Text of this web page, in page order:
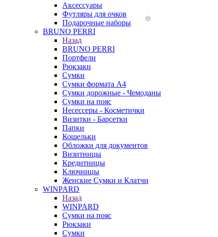
Аксессуары
Футляры для очков
Подарочные наборы
BRUNO PERRI
Назад
BRUNO PERRI
Портфели
Рюкзаки
Сумки
Сумки формата А4
Сумки дорожные - Чемоданы
Сумки на пояс
Несессеры - Косметички
Визитки - Барсетки
Папки
Кошельки
Обложки для документов
Визитницы
Кредитницы
Ключницы
Женские Сумки и Клатчи
WINPARD
Назад
WINPARD
Сумки на пояс
Рюкзаки
Сумки